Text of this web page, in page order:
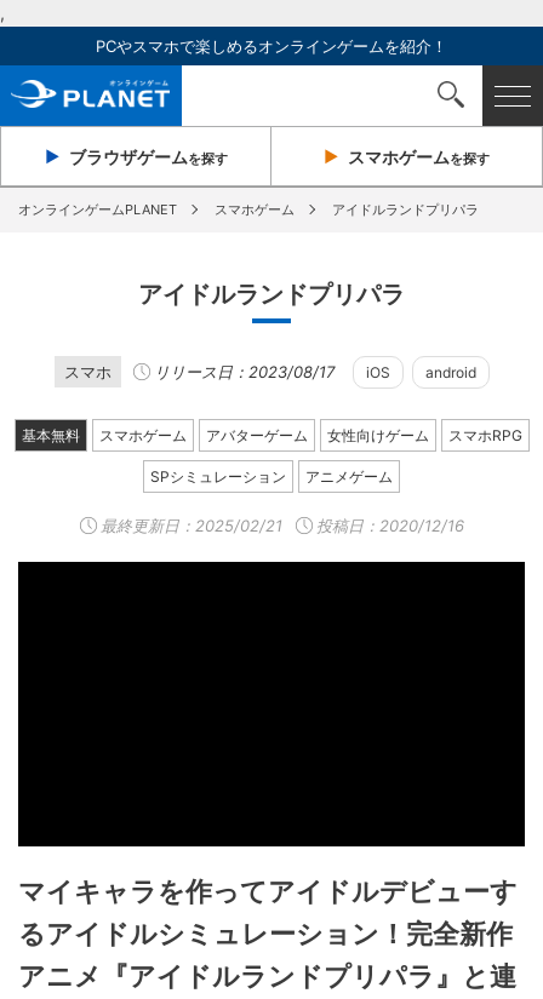
,
PCやスマホで楽しめるオンラインゲームを紹介！
ブラウザゲームを探す スマホゲームを探す
オンラインゲームPLANET スマホゲーム アイドルランドプリパラ
アイドルランドプリパラ
スマホ リリース日：2023/08/17 iOS android
基本無料 スマホゲーム アバターゲーム 女性向けゲーム スマホRPG
SPシミュレーション アニメゲーム
最終更新日： 2025/02/21 投稿日：2020/12/16
マイキャラを作ってアイドルデビューす
るアイドルシミュレーション！完全新作
アニメ『アイドルランドプリパラ』と連